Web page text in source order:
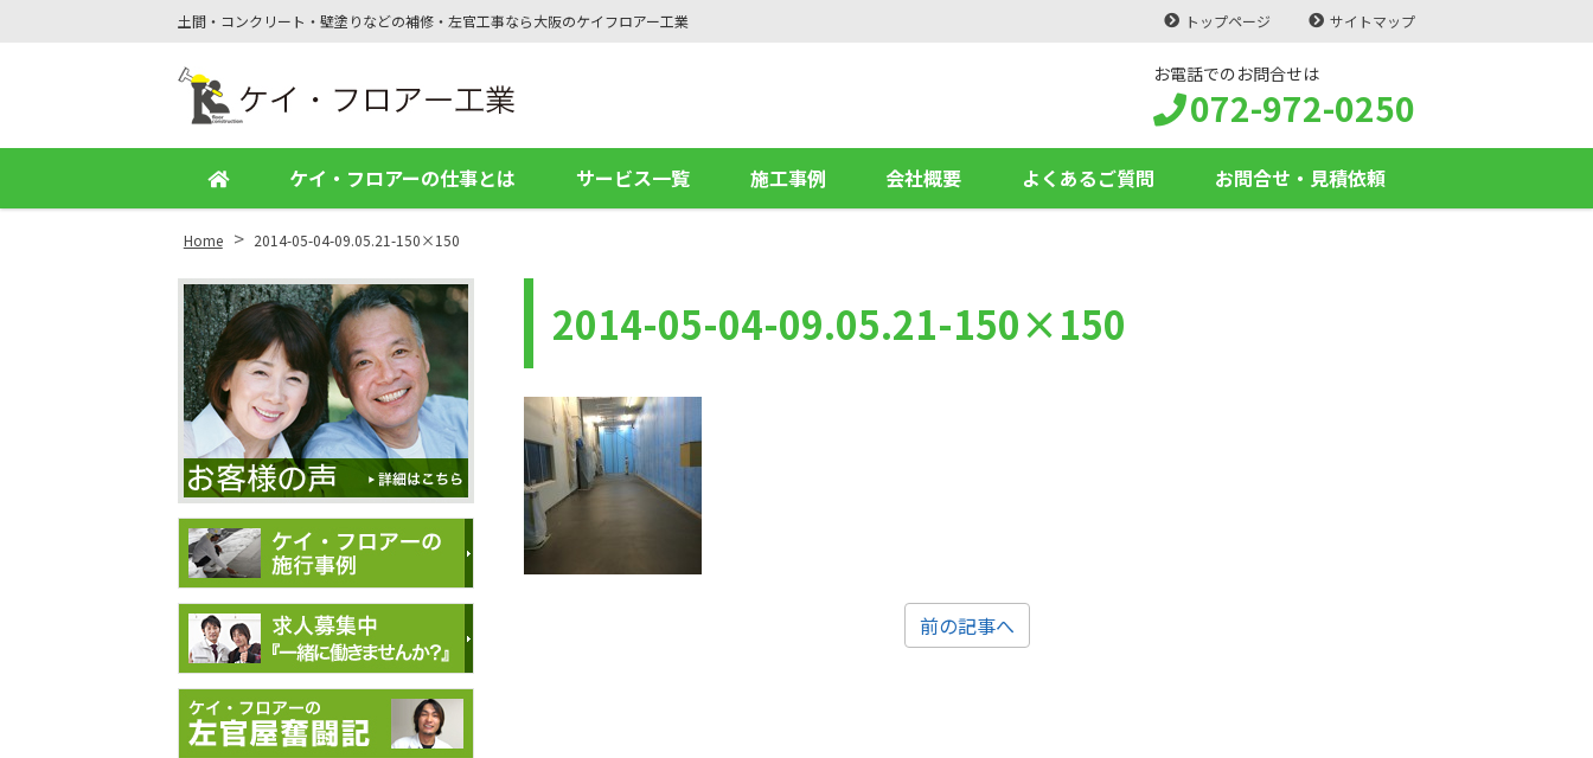
土間・コンクリート・壁塗りなどの補修・左官工事なら大阪のケイフロアー工業 トップページ サイトマップ
お電話でのお問合せは
072-972-0250
ケイ・フロアーの仕事とは サービス一覧 施工事例 会社概要 よくあるご質問 お問合せ・見積依頼
Home > 2014-05-04-09.05.21-150×150
2014-05-04-09.05.21-150×150
前の記事へ